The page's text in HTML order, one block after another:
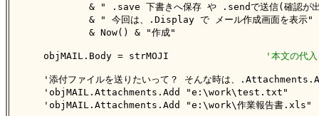
& " .save 下書きへ保存 や .sendで送信(確認が
& " 今回は、.Display で メール作成画面を表示
            & Now() & "作成"
    objMAIL.Body = strMOJI
'本文の代入
'添付ファイルを送りたいって？ そんな時は、
'objMAIL.Attachments.Add
'objMAIL.Attachments.Add "e:\work\作業報告書